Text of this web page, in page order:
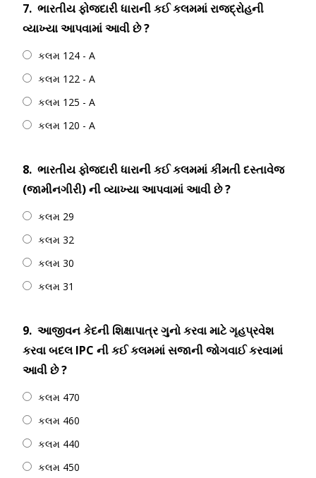
7. ભારતીય ફોજદારી ધારાની કઈ કલમમાં રાજદ્રોહની
વ્યાખ્યા આપવામાં આવી છે ?
કલમ 124 - A
કલમ 122 - A
કલમ 125 - A
કલમ 120 - A
8. ભારતીય ફોજદારી ધારાની કઈ કલમમાં કીંમતી દસ્તાવેજ
(જામીનગીરી) ની વ્યાખ્યા આપવામાં આવી છે ?
કલમ 29
કલમ 32
કલમ 30
કલમ 31
9. આજીવન કેદની શિક્ષાપાત્ર ગુનો કરવા માટે ગૃહપ્રવેશ
કરવા બદલ IPC ની કઈ કલમમાં સજાની જોગવાઈ કરવામાં
આવી છે ?
કલમ 470
કલમ 460
કલમ 440
કલમ 450